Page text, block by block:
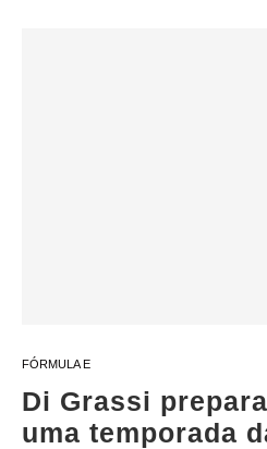
FÓRMULA E
Di Grassi
uma temporada